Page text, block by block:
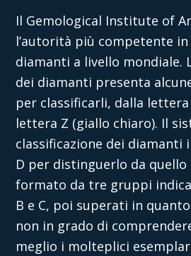
Il Gemological Institute of
l’autorità più competente
diamanti a livello mondiale.
dei diamanti presenta
per classificarli, dalla
lettera Z (giallo chiaro). Il
classificazione dei diamanti
D per distinguerlo da quello
formato da tre gruppi
B e C, poi superati in
non in grado di
meglio i molteplici